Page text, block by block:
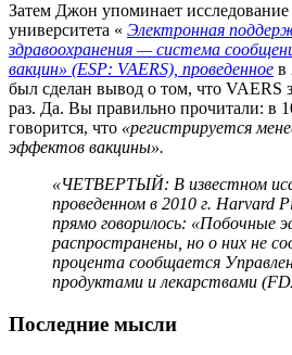
Затем Джон упоминает исследование
университета « Электронная
здравоохранения — система
вакцин» (ESP: VAERS), проведенное в
был сделан вывод о том, что VAERS
раз. Да. Вы правильно прочитали: в
говорится, что «регистрируется
эффектов вакцины».
«ЧЕТВЕРТЫЙ: В известном
проведенном в 2010 г. Harvard
прямо говорилось: «Побочные
распространены, но о них не
процента сообщается
продуктами и лекарствами
Последние мысли